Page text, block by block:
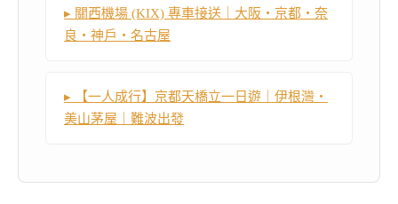
▸ 關西機場 (KIX) 專車接送｜大阪・京都・奈
良・神戶・名古屋
▸ 【一人成行】京都天橋立一日遊｜伊根灣・
美山茅屋｜難波出發